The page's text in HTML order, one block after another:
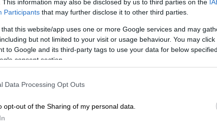
This information may also be disclosed by us to third parties on the
Participants that may further disclose it to other third parties.
that this website/app uses one or more Google services and may
but not limited to your visit or usage behaviour. You may
to Google and its third-party tags to use your data for below
consent section.
Data Processing Opt Outs
opt-out of the Sharing of my personal data.
πανό και όλες ζητούσαν αλλαγές,
των υπερασπιστών της πατρίδας»
μία άρρωστη οικονομία και η πείνα
πύλες των μεγάλων πόλεων της
ψωμί, γρήγορα έγιναν
Το « Κάτω ο Τσάρος